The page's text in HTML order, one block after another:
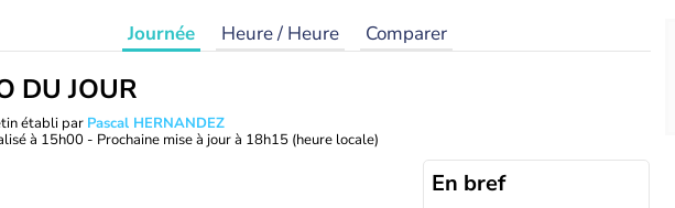
Journée Heure / Heure Comparer
DU JOUR
établi par Pascal HERNANDEZ
à 15h00 - Prochaine mise à jour à 18h15 (heure locale)
En bref